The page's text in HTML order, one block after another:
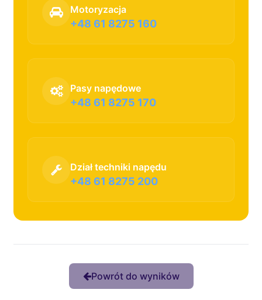
Motoryzacja
+48 61 8275 160
Pasy napędowe
+48 61 8275 170
Dział techniki napędu
+48 61 8275 200
Powrót do wyników